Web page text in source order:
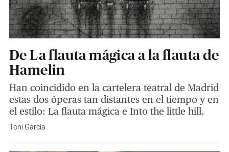
De La flauta mágica a la flauta de
Hamelin
Han coincidido en la cartelera teatral de Madrid
estas dos óperas tan distantes en el tiempo y en
el estilo: La flauta mágica e Into the little hill.
Toni García